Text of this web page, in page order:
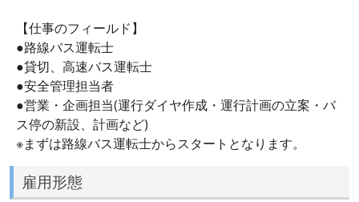
【仕事のフィールド】
●路線バス運転士
●貸切、高速バス運転士
●安全管理担当者
●営業・企画担当(運行ダイヤ作成・運行計画の立案・バ
ス停の新設、計画など)
※まずは路線バス運転士からスタートとなります。
雇用形態